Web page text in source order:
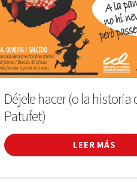
Déjele hacer (o la historia
Patufet)
LEER MÁS